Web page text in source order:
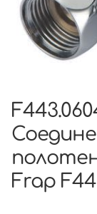
Frap